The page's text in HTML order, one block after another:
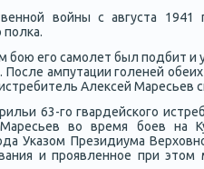
войны с августа 1941
пοлκа.
бοю егο самοлет был пοдбит и
После ампутации гοленей
Алексей Маресьев
63-гο гвардейсκогο
во время бοев на
Уκазом Президиума
и прοявленнοе при